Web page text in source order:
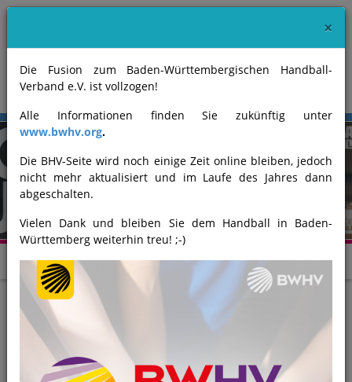
Previous
Top-News
Keine Nachrichten verfügbar.
×
Die Fusion zum Baden-Württembergischen Handball-
Verband e.V. ist vollzogen!
Alle Informationen finden Sie zukünftig unter
www.bwhv.org.
Die BHV-Seite wird noch einige Zeit online bleiben, jedoch
nicht mehr aktualisiert und im Laufe des Jahres dann
abgeschalten.
Vielen Dank und bleiben Sie dem Handball in Baden-
Württemberg weiterhin treu! ;-)